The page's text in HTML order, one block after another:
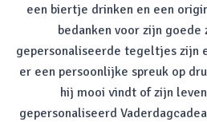
een biertje drinken en een
bedanken voor zijn goede
gepersonaliseerde tegeltjes zijn
er een persoonlijke spreuk op
hij mooi vindt of zijn
gepersonaliseerd